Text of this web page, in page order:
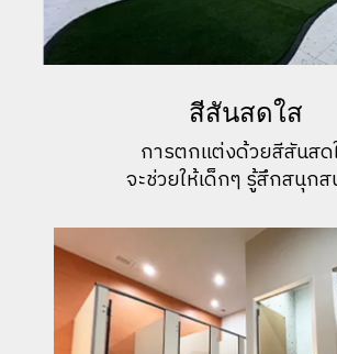
สีสันสดใส
การตกแต่งด้วยสีสันสด
จะช่วยให้เด็กๆ รู้สึกสนุก